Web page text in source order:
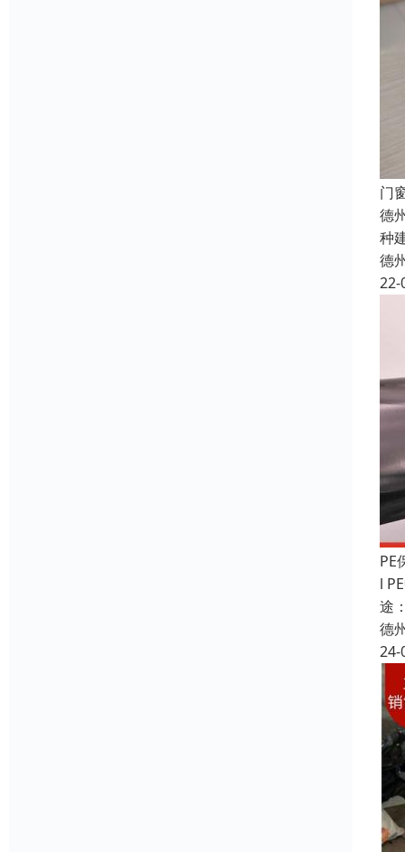
门
德
种
德
22-
PE
l
途
德
24-